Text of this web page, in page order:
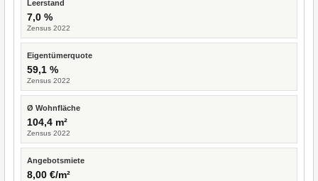
Leerstand
7,0 %
Zensus 2022
Eigentümerquote
59,1 %
Zensus 2022
Ø Wohnfläche
104,4 m²
Zensus 2022
Angebotsmiete
8,00 €/m²